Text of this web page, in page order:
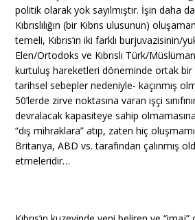
politik olarak yok sayılmıştır. İşin daha da
Kıbrıslılığın (bir Kıbrıs ulusunun)
temeli, Kıbrıs’ın iki farklı burjuvazisinin/
Elen/Ortodoks ve Kıbrıslı Türk/
kurtuluş hareketleri döneminde ortak
tarihsel sebepler nedeniyle- kaçınmış
50’lerde zirve noktasına varan işçi
devralacak kapasiteye sahip
“dış mihraklara” atıp, zaten hiç
Britanya, ABD vs. tarafından çalınmış
etmeleridir…